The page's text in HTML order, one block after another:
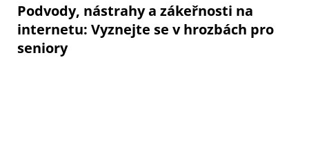
Podvody, nástrahy a zákeřnosti na
internetu: Vyznejte se v hrozbách pro
seniory